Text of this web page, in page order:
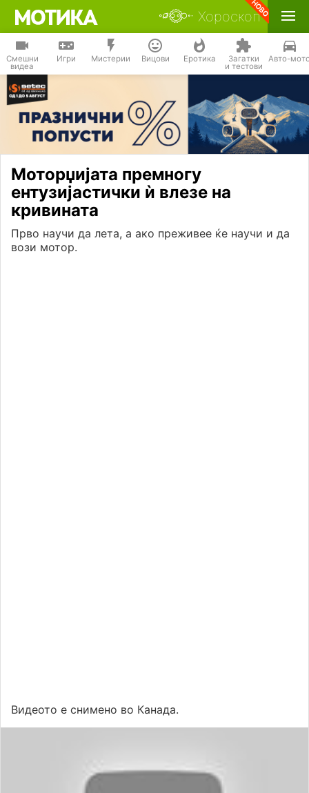
Хороскоп
Смешни
видеа
Игри Мистерии Вицови Еротика Загатки
и тестови
Авто-
Моторџијата премногу
ентузијастички ѝ влезе на
кривината
Прво научи да лета, а ако преживее ќе научи и да
вози мотор.
Видеото е снимено во Канада.